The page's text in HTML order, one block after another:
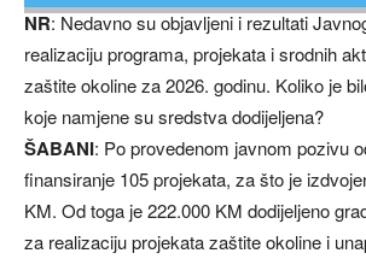
NR: Nedavno su objavljeni i rezultati
realizaciju programa, projekata i srodnih
zaštite okoline za 2026. godinu. Koliko je
koje namjene su sredstva dodijeljena?
ŠABANI: Po provedenom javnom pozivu
finansiranje 105 projekata, za što je
KM. Od toga je 222.000 KM dodijeljeno
za realizaciju projekata zaštite okoline i